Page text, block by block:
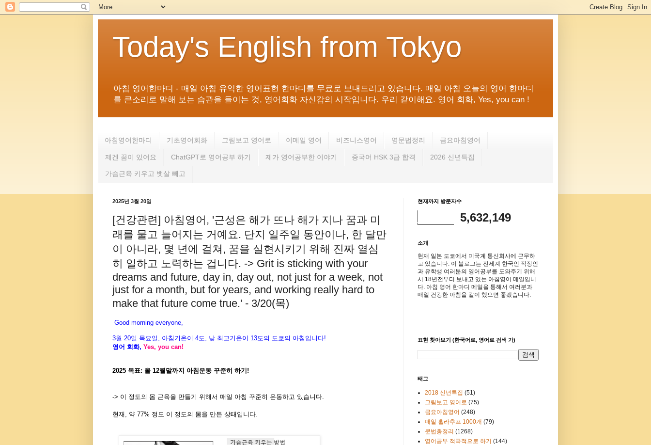
Today's English from Tokyo
아침 영어한마디 - 매일 아침 유익한 영어표현 한마디를 무료로 보내드리고 있습니다. 매일 아침 오늘의 영어 한마디
를 큰소리로 말해 보는 습관을 들이는 것, 영어회화 자신감의 시작입니다. 우리 같이해요. 영어 회화, Yes, you can !
아침영어한마디 기초영어회화 그림보고 영어로 이메일 영어 비즈니스영어 영문법정리 금요아침영어
제겐 꿈이 있어요 ChatGPT로 영어공부 하기 제가 영어공부한 이야기 중국어 HSK 3급 합격 2026 신년특집
가슴근육 키우고 뱃살 빼고
2025년 3월 20일
[건강관련] 아침영어, '근성은 해가 뜨나 해가 지나 꿈과 미
래를 물고 늘어지는 거예요. 단지 일주일 동안이나, 한 달만
이 아니라, 몇 년에 걸쳐, 꿈을 실현시키기 위해 진짜 열심
히 일하고 노력하는 겁니다. -> Grit is sticking with your
dreams and future, day in, day out, not just for a week, not
just for a month, but for years, and working really hard to
make that future come true.' - 3/20(목)
Good morning everyone,
3월 20일 목 요일 아침기온이 4도 낮 최고기온이 13도 의 도쿄 의 아침입니다!
영어 회화, Yes, you can!
2025 목표: 올 12월말까지 아침운동 꾸준히 하기!
-> 이 정도의 몸 근육을 만들기 위해서 매일 아침 꾸준히 운동하고 있습니다.
현재, 약 77% 정도 이 정도의 몸을 만든 상태입니다.
현재까지 방문자수
5,632,149
소개
현재 일본 도쿄에서 미국계 통신회사에 근무하
고 있습니다. 이 블로그는 전세계 한국인 직장인
과 유학생 여러분의 영어공부를 도와주기 위해
서 18년전부터 보내고 있는 아침영어 메일입니
다. 아침 영어 한마디 메일을 통해서 여러분과
매일 건강한 아침을 같이 했으면 좋겠습니다.
표현 찾아보기 (한국어로, 영어로 검색 가)
태그
2018 신년특집 (51)
그림보고 영어로 (75)
금요아침영어 (248)
매일 훌라후프 1000개 (79)
문법총정리 (1268)
영어공부 적극적으로 하기 (144)